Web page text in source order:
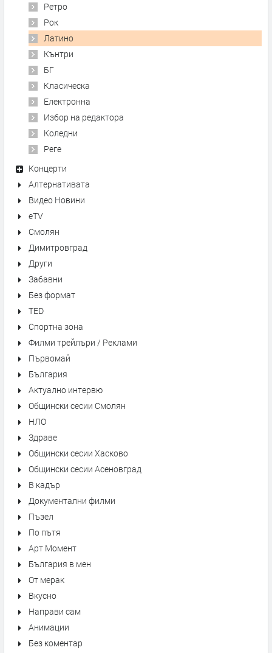
Ретро
Рок
Латино
Кънтри
БГ
Класическа
Електронна
Избор на редактора
Коледни
Реге
Концерти
Алтернативата
Видео Новини
eTV
Смолян
Димитровград
Други
Забавни
Без формат
TED
Спортна зона
Филми трейлъри / Реклами
Първомай
България
Актуално интервю
Общински сесии Смолян
НЛО
Здраве
Общински сесии Хасково
Общински сесии Асеновград
В кадър
Документални филми
Пъзел
По пътя
Арт Момент
България в мен
От мерак
Вкусно
Направи сам
Анимации
Без коментар